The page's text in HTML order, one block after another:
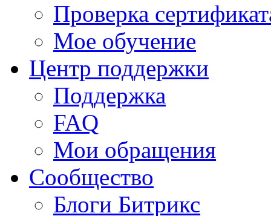
Проверка
Мое обучение
Центр поддержки
Поддержка
FAQ
Мои обращения
Сообщество
Блоги Битрикс